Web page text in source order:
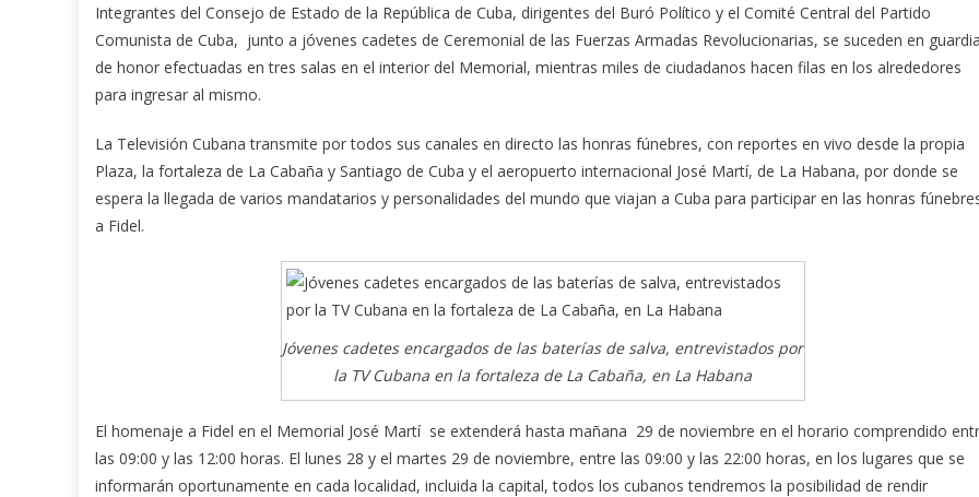
Integrantes del Consejo de Estado de la República de Cuba, dirigentes del Buró Político y el Comité Central del Partido
Comunista de Cuba, junto a jóvenes cadetes de Ceremonial de las Fuerzas Armadas Revolucionarias, se suceden en
de honor efectuadas en tres salas en el interior del Memorial, mientras miles de ciudadanos hacen filas en los alrededores
para ingresar al mismo.
La Televisión Cubana transmite por todos sus canales en directo las honras fúnebres, con reportes en vivo desde la propia
Plaza, la fortaleza de La Cabaña y Santiago de Cuba y el aeropuerto internacional José Martí, de La Habana, por donde se
espera la llegada de varios mandatarios y personalidades del mundo que viajan a Cuba para participar en las honras
a Fidel.
Jóvenes cadetes encargados de las baterías de salva, entrevistados por
la TV Cubana en la fortaleza de La Cabaña, en La Habana
El homenaje a Fidel en el Memorial José Martí se extenderá hasta mañana 29 de noviembre en el horario comprendido
las 09:00 y las 12:00 horas. El lunes 28 y el martes 29 de noviembre, entre las 09:00 y las 22:00 horas, en los lugares que se
informarán oportunamente en cada localidad, incluida la capital, todos los cubanos tendremos la posibilidad de rendir